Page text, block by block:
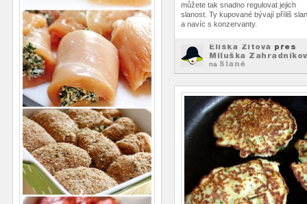
můžete tak snadno regulovat jejich
slanost. Ty kupované bývají příliš
a navíc s konzervanty.
Eliška Zitová přes
Miluška
na Slané